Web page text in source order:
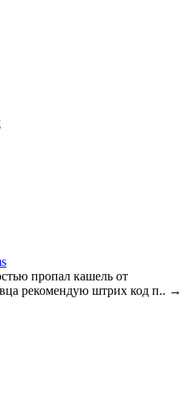
пропал кашель от
рекомендую штрих код п.. →